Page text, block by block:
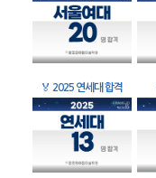
🏅 2025 연세대 합격